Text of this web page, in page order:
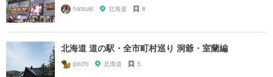
hatsuki 北海道 8
北海道 道の駅・全市町村巡り 洞爺・室蘭編
pochi 北海道 5